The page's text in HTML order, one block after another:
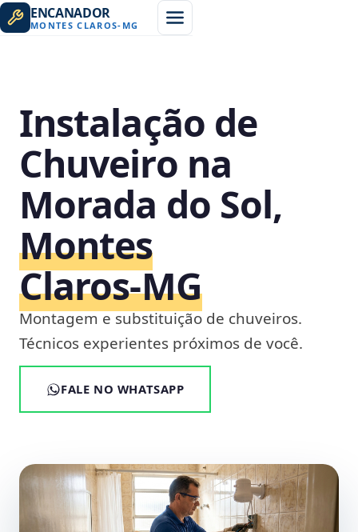
ENCANADOR
MONTES CLAROS- MG
Instalação de
Chuveiro na
Morada do Sol,
Montes
Claros‑MG
Montagem e substituição de chuveiros.
Técnicos experientes próximos de você.
FALE NO WHATSAPP